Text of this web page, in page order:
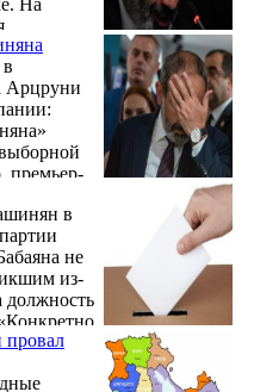
На
в этих
в
пор в
...
Арцруни
премьер-
Шаг»,
статьи.
в
не
из-
должность
что мы,
провал